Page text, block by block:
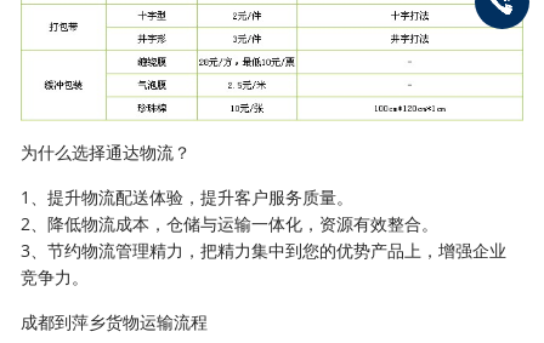
为什么选择通达物流？
1、提升物流配送体验，提升客户服务质量。
2、降低物流成本，仓储与运输一体化，资源有效整合。
3、节约物流管理精力，把精力集中到您的优势产品上，增强企业
竞争力。
成都到萍乡货物运输流程